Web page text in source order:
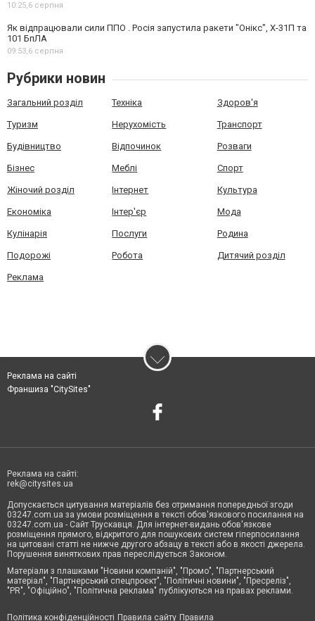
10:25,6 серпня
Як відпрацювали сили ППО . Росія запустила ракети "Онікс", Х-31П та
101 БпЛА
09:53,6 серпня
Рубрики новин
Загальний розділ Техніка Здоров'я
Туризм Нерухомість Транспорт
Будівництво Відпочинок Розваги
Бізнес Меблі Спорт
Жіночий розділ Інтернет Культура
Економіка Інтер'єр Мода
Кулінарія Послуги Родина
Подорожі Робота Дитячий розділ
Реклама
Реклама на сайті
Франшиза "CitySites"
Реклама на сайті:
rek@citysites.ua
Допускається цитування матеріалів без отримання попередньої згоди
03247.com.ua за умови розміщення в тексті обов'язкового посилання на
03247.com.ua - Сайт Трускавця. Для інтернет-видань обов'язкове
розміщення прямого, відкритого для пошукових систем гіперпосилання
на цитовані статті не нижче другого абзацу в тексті або в якості джерела.
Порушення виняткових прав переслідується Законом.
Матеріали з плашками "Новини компаній", "Промо", "Партнерський
матеріал", "Партнерський спецпроєкт", "Політичні новини", "Пресреліз",
"PR", "Офіційно", "Політична реклама" публікуються на правах реклами.
Політика конфіденційності Правила сайту Правила